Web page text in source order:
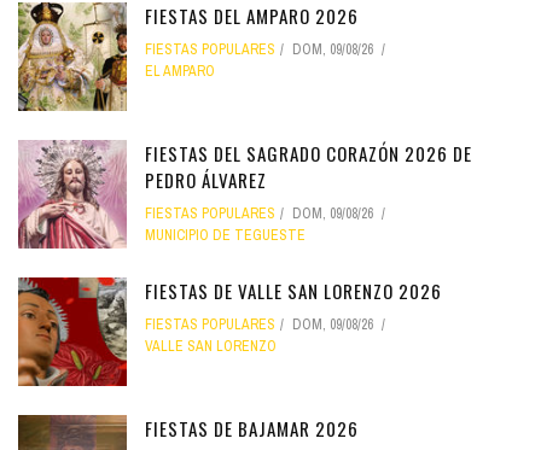
FIESTAS DEL AMPARO 2026
FIESTAS POPULARES
DOM, 09/08/26
EL AMPARO
FIESTAS DEL SAGRADO CORAZÓN 2026 DE
PEDRO ÁLVAREZ
FIESTAS POPULARES
DOM, 09/08/26
MUNICIPIO DE TEGUESTE
FIESTAS DE VALLE SAN LORENZO 2026
FIESTAS POPULARES
DOM, 09/08/26
VALLE SAN LORENZO
FIESTAS DE BAJAMAR 2026